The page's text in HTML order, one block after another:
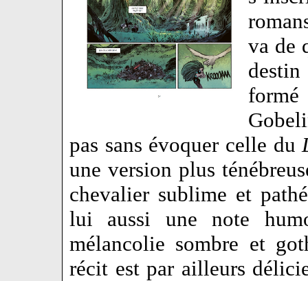
va de
destin
pas sans évoquer celle du
une version plus
chevalier sublime et
lui aussi une note
mélancolie sombre et
récit est par ailleurs